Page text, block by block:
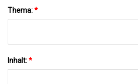
Thema:*
Inhalt:*